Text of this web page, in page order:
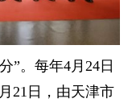
”。每年4月24日
21日，由天津市